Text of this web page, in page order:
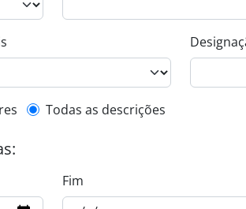
superior
Todas as descrições
Fim